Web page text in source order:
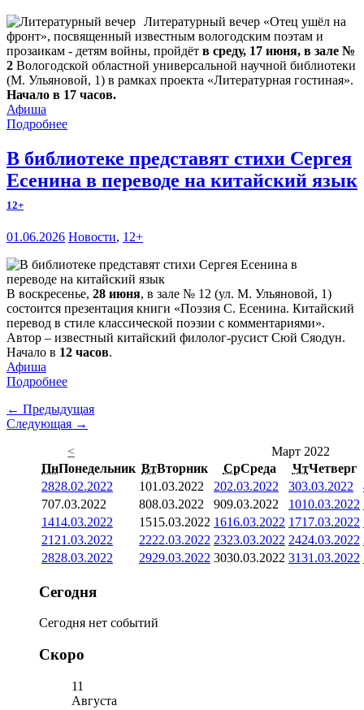
Литературный вечер «Отец ушёл на
фронт», посвященный известным вологодским поэтам и
прозаикам - детям войны, пройдёт в среду, 17 июня, в зале №
2 Вологодской областной универсальной научной библиотеки
(М. Ульяновой, 1) в рамках проекта «Литературная гостиная».
Начало в 17 часов.
Афиша
Подробнее
В библиотеке представят стихи Сергея
Есенина в переводе на китайский язык
12+
01.06.2026 Новости, 12+
В воскресенье, 28 июня, в зале № 12 (ул. М. Ульяновой, 1)
состоится презентация книги «Поэзия С. Есенина. Китайский
перевод в стиле классической поэзии с комментариями».
Автор – известный китайский филолог-русист Сюй Сяодун.
Начало в 12 часов.
Афиша
Подробнее
← Предыдущая
Следующая →
<
Март 2022
ПнПонедельник ВтВторник СрСреда ЧтЧетверг
2828.02.2022 101.03.2022 202.03.2022 303.03.2022
707.03.2022 808.03.2022 909.03.2022 1010.03.2022
1414.03.2022 1515.03.2022 1616.03.2022 1717.03.2022
21 21.03.2022 2222.03.2022 2323.03.2022 2424.03.2022
2828.03.2022 2929.03.2022 3030.03.2022 3131.03.2022
Сегодня
Сегодня нет событий
Скоро
11
Августа